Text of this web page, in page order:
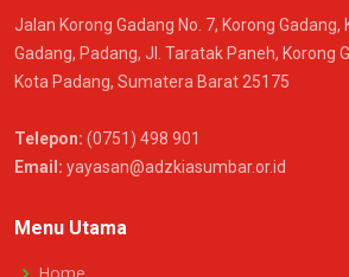
Jalan Korong Gadang No. 7, Korong Gadang,
Gadang, Padang, Jl. Taratak Paneh, Korong
Kota Padang, Sumatera Barat 25175
Telepon: (0751) 498 901
Email: yayasan@adzkiasumbar.or.id
Menu Utama